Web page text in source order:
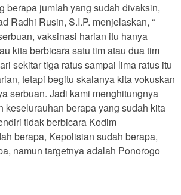
berapa jumlah yang sudah divaksin,
Radhi Rusin, S.I.P. menjelaskan, “
vaksinasi harian itu hanya
kita berbicara satu tim atau dua tim
sekitar tiga ratus sampai lima ratus itu
tetapi begitu skalanya kita vokuskan
serbuan. Jadi kami menghitungnya
keselurauhan berapa yang sudah kita
tidak berbicara Kodim
berapa, Kepolisian sudah berapa,
namun targetnya adalah Ponorogo